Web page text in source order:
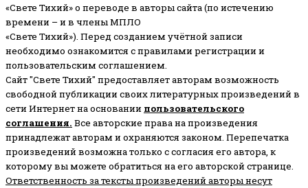
«Свете Тихий» о переводе в авторы сайта (по истечению
времени – и в члены МПЛО
«Свете Тихий»). Перед созданием учётной записи
необходимо ознакомится с правилами регистрации и
пользовательским соглашением.
Сайт "Свете Тихий" предоставляет авторам возможность
свободной публикации своих литературных произведений в
сети Интернет на основании пользовательского
соглашения. Все авторские права на произведения
принадлежат авторам и охраняются законом. Перепечатка
произведений возможна только с согласия его автора, к
которому вы можете обратиться на его авторской странице.
Ответственность за тексты произведений авторы несут